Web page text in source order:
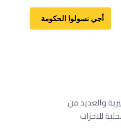
أجي نسولوا الحكومة
والعديد من
للاحزاب